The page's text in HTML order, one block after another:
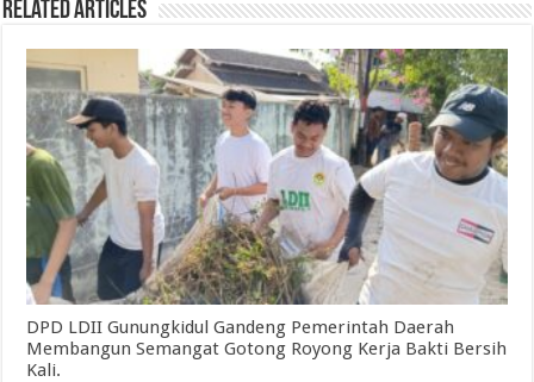
Related Articles
DPD LDII Gunungkidul Gandeng Pemerintah Daerah
Membangun Semangat Gotong Royong Kerja Bakti Bersih
Kali.